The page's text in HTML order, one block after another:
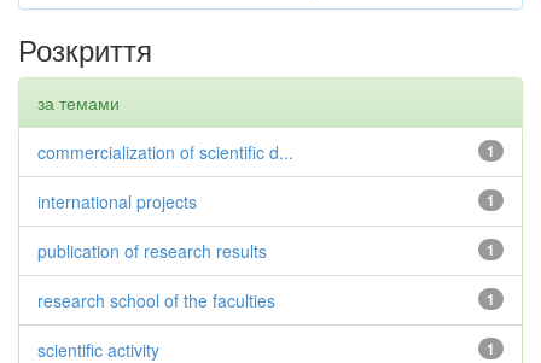
Розкриття
за темами
1
commercialization of scientific d...
1
international projects
1
publication of research results
1
research school of the faculties
1
scientific activity